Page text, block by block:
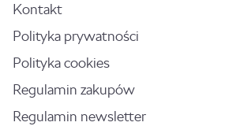
Kontakt
Polityka prywatności
Polityka cookies
Regulamin zakupów
Regulamin newsletter